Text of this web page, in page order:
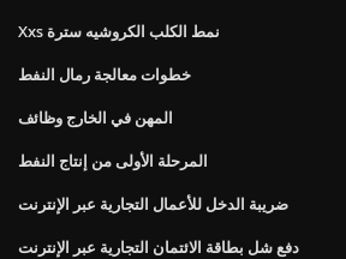
Xxs نمط الكلب الكروشيه سترة
خطوات معالجة رمال النفط
المهن في الخارج وظائف
المرحلة الأولى من إنتاج النفط
ضريبة الدخل للأعمال التجارية عبر الإنترنت
دفع شل بطاقة الائتمان التجارية عبر الإنترنت